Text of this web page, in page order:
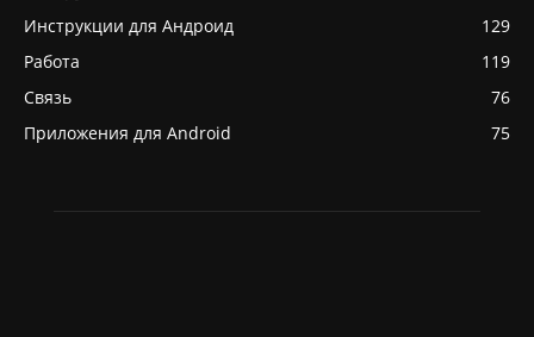
Инструкции для Андроид
129
Работа
119
Связь
76
Приложения для Android
75